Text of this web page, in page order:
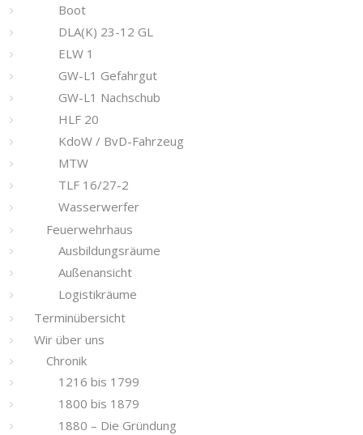
Boot
DLA(K) 23-12 GL
ELW 1
GW-L1 Gefahrgut
GW-L1 Nachschub
HLF 20
KdoW / BvD-Fahrzeug
MTW
TLF 16/27-2
Wasserwerfer
Feuerwehrhaus
Ausbildungsräume
Außenansicht
Logistikräume
Terminübersicht
Wir über uns
Chronik
1216 bis 1799
1800 bis 1879
1880 – Die Gründung